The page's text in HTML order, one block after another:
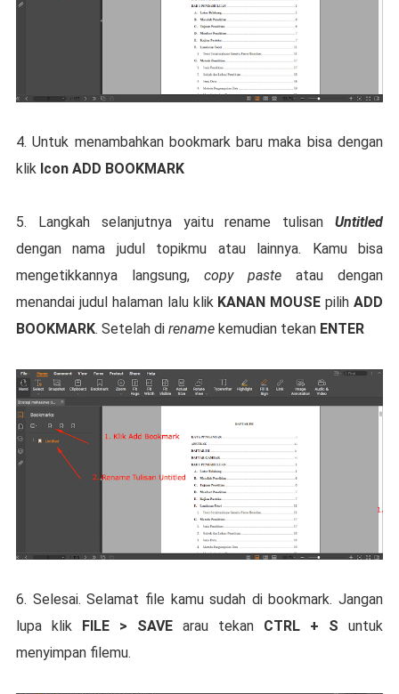
4. Untuk menambahkan bookmark baru maka bisa dengan
klik Icon ADD BOOKMARK
5. Langkah selanjutnya yaitu rename tulisanUntitled
dengan nama judul topikmu atau lainnya. Kamu bisa
mengetikkannya langsung, copy paste atau dengan
menandai judul halaman lalu klik KANAN MOUSEpilihADD
BOOKMARK. Setelah di renamekemudian tekan ENTER
6. Selesai. Selamat file kamu sudah di bookmark. Jangan
lupa klik FILE > SAVEarau tekan CTRL + S untuk
menyimpan filemu.